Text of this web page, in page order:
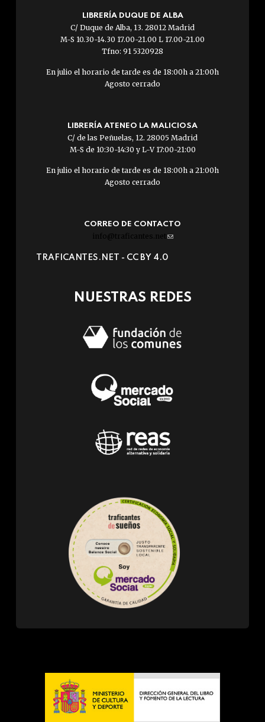
LIBRERÍA DUQUE DE ALBA
C/ Duque de Alba, 13. 28012 Madrid
M-S 10.30-14.30 17.00-21.00 L 17.00-21.00
Tfno: 91 5320928
En julio el horario de tarde es de 18:00h a 21:00h
Agosto cerrado
LIBRERÍA ATENEO LA MALICIOSA
C/ de las Peñuelas, 12. 28005 Madrid
M-S de 10:30-14:30 y L-V 17:00-21:00
En julio el horario de tarde es de 18:00h a 21:00h
Agosto cerrado
CORREO DE CONTACTO
info@traficantes.net (link
e-
TRAFICANTES.NET - CC BY 4.0
NUESTRAS REDES